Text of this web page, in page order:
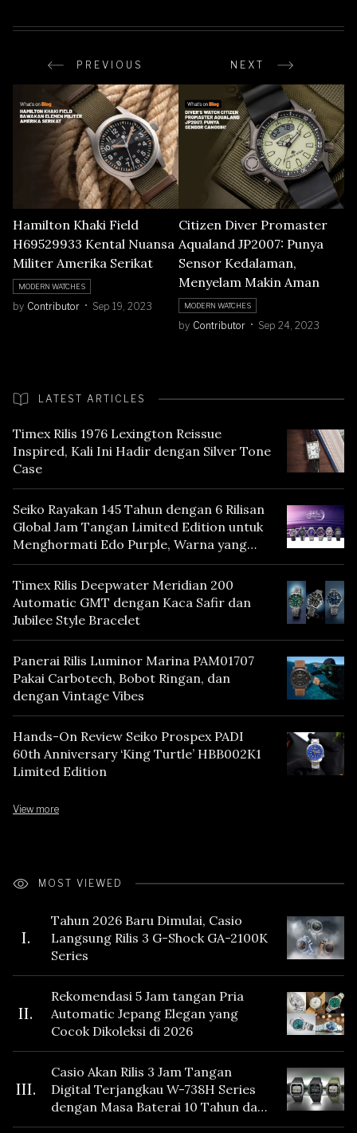
PREVIOUS NEXT
Hamilton Khaki Field
H69529933 Kental Nuansa
Militer Amerika Serikat
MODERN WATCHES
by Contributor Sep 19, 2023
Citizen Diver Promaster
Aqualand JP2007: Punya
Sensor Kedalaman,
Menyelam Makin Aman
MODERN WATCHES
by Contributor Sep 24, 2023
LATEST ARTICLES
Timex Rilis 1976 Lexington Reissue
Inspired, Kali Ini Hadir dengan Silver Tone
Case
Seiko Rayakan 145 Tahun dengan 6 Rilisan
Global Jam Tangan Limited Edition untuk
Menghormati Edo Purple, Warna yang
Mencerminkan Warisan Tokyo
Timex Rilis Deepwater Meridian 200
Automatic GMT dengan Kaca Safir dan
Jubilee Style Bracelet
Panerai Rilis Luminor Marina PAM01707
Pakai Carbotech, Bobot Ringan, dan
dengan Vintage Vibes
Hands-On Review Seiko Prospex PADI
60th Anniversary ‘King Turtle’ HBB002K1
Limited Edition
View more
MOST VIEWED
I.
Tahun 2026 Baru Dimulai, Casio
Langsung Rilis 3 G-Shock GA-2100K
Series
II.
Rekomendasi 5 Jam tangan Pria
Automatic Jepang Elegan yang
Cocok Dikoleksi di 2026
III.
Casio Akan Rilis 3 Jam Tangan
Digital Terjangkau W-738H Series
dengan Masa Baterai 10 Tahun dan
Fitur Vibration